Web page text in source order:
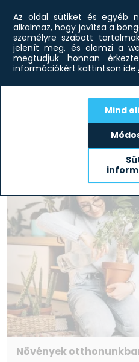
A modern lakberendezési stílust
emlegetik egy lapon a minimál
kezet ad a színvariációk
Növények
Az oldal sütiket és egyéb
alkalmaz, hogy javítsa a
személyre szabott
jelenít meg, és elemzi a
megtudjuk honnan
információkért kattintson ide:
Mind